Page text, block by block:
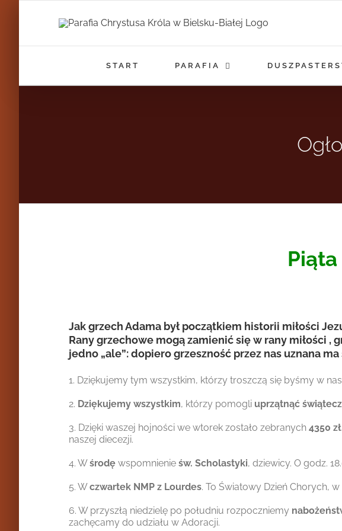
START PARAFIA
Jak grzech Adama był początkiem historii miłości
Rany grzechowe mogą zamienić się w rany miłości ,
jedno „ale”: dopiero grzeszność przez nas uznana
1. Dziękujemy tym wszystkim, którzy troszczą się byśmy w
2. Dziękujemy wszystkim, którzy pomogli uprzątnąć
3. Dzięki waszej hojności we wtorek zostało zebranych 4350
naszej diecezji.
4. Wśrodęwspomnienie św. Scholastyki, dziewicy. O godz.
5. Wczwartek NMP z Lourdes. To Światowy Dzień Chorych,
6. W przyszłą niedzielę po południu rozpoczniemy
zachęcamy do udziału w Adoracji.